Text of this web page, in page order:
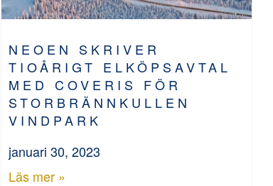
NEOEN SKRIVER
TIOÅRIGT ELKÖPSAVTAL
MED COVERIS FÖR
STORBRÄNNKULLEN
VINDPARK
januari 30, 2023
Läs mer »